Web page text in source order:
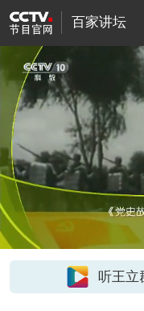
百家讲坛
听王立